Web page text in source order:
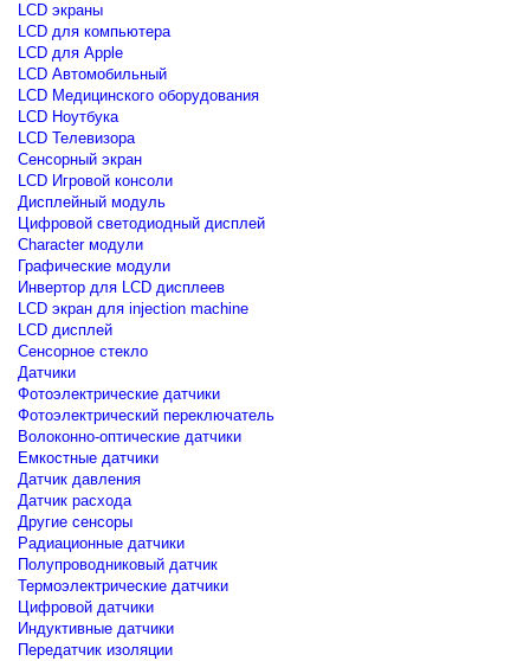
LCD экраны
LCD для компьютера
LCD для Apple
LCD Автомобильный
LCD Медицинского оборудования
LCD Ноутбука
LCD Телевизора
Сенсорный экран
LCD Игровой консоли
Дисплейный модуль
Цифровой светодиодный дисплей
Сharacter модули
Графические модули
Инвертор для LCD дисплеев
LCD экран для injection machine
LCD дисплей
Сенсорное стекло
Датчики
Фотоэлектрические датчики
Фотоэлектрический переключатель
Волоконно-оптические датчики
Емкостные датчики
Датчик давления
Датчик расхода
Другие сенсоры
Радиационные датчики
Полупроводниковый датчик
Термоэлектрические датчики
Цифровой датчики
Индуктивные датчики
Передатчик изоляции